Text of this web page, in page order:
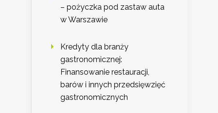
– pożyczka pod zastaw auta
w Warszawie
Kredyty dla branży
gastronomicznej:
Finansowanie restauracji,
barów i innych przedsięwzięć
gastronomicznych